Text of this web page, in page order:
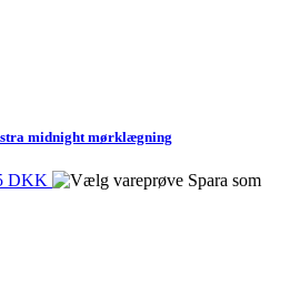
midnight mørklægning
DKK
Spara som